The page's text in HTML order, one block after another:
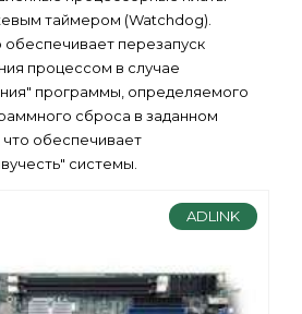
таймером (Watchdog).
перезапуск
процессом в случае
программы, определяемого
сброса в заданном
обеспечивает
системы.
ADLINK